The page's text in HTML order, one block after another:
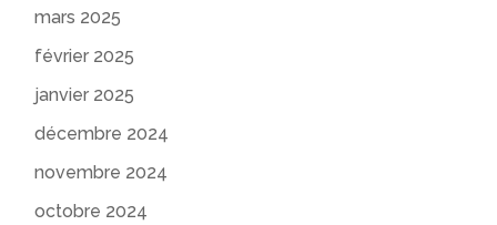
mars 2025
février 2025
janvier 2025
décembre 2024
novembre 2024
octobre 2024